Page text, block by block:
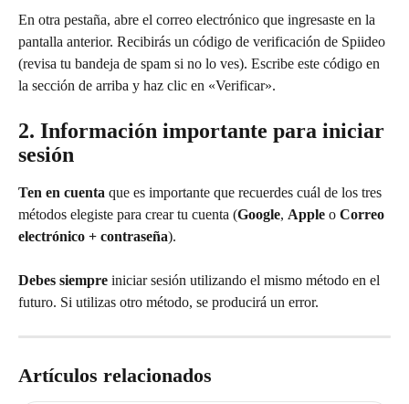
En otra pestaña, abre el correo electrónico que ingresaste en la
pantalla anterior. Recibirás un código de verificación de Spiideo
(revisa tu bandeja de spam si no lo ves). Escribe este código en
la sección de arriba y haz clic en «Verificar».
2. Información importante para iniciar
sesión
Ten en cuenta que es importante que recuerdes cuál de los tres
métodos elegiste para crear tu cuenta (Google, Apple o Correo
electrónico + contraseña).
Debes siempre iniciar sesión utilizando el mismo método en el
futuro. Si utilizas otro método, se producirá un error.
Artículos relacionados